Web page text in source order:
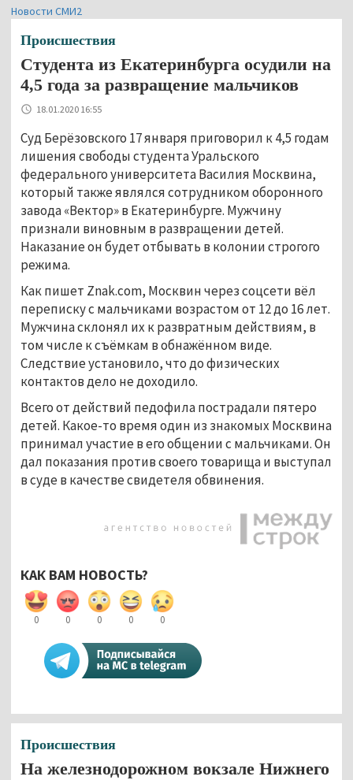
Новости СМИ2
Происшествия
Студента из Екатеринбурга осудили на
4,5 года за развращение мальчиков
18.01.2020 16:55
Суд Берёзовского 17 января приговорил к 4,5 годам
лишения свободы студента Уральского
федерального университета Василия Москвина,
который также являлся сотрудником оборонного
завода «Вектор» в Екатеринбурге. Мужчину
признали виновным в развращении детей.
Наказание он будет отбывать в колонии строгого
режима.
Как пишет Znak.com, Москвин через соцсети вёл
переписку с мальчиками возрастом от 12 до 16 лет.
Мужчина склонял их к развратным действиям, в
том числе к съёмкам в обнажённом виде.
Следствие установило, что до физических
контактов дело не доходило.
Всего от действий педофила пострадали пятеро
детей. Какое-то время один из знакомых Москвина
принимал участие в его общении с мальчиками. Он
дал показания против своего товарища и выступал
в суде в качестве свидетеля обвинения.
КАК ВАМ НОВОСТЬ?
0 0 0 0 0
Происшествия
На железнодорожном вокзале Нижнего